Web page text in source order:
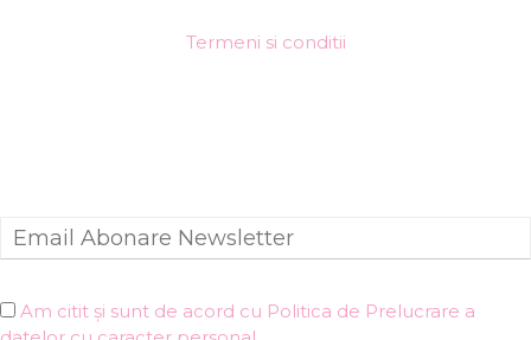
Termeni si conditii
Am citit și sunt de acord cu Politica de Prelucrare a